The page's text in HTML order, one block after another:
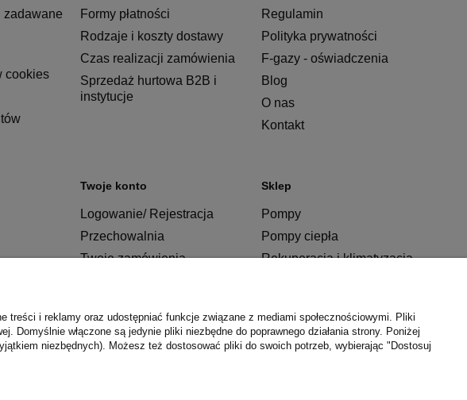
zadawane
cookies
Formy płatności
Rodzaje i koszty dostawy
Czas realizacji zamówienia
Sprzedaż hurtowa B2B i
instytucje
Regulamin
Polityka prywatności
F-gazy - oświadczenia
Blog
O nas
Kontakt
Twoje konto
Logowanie/ Rejestracja
Przechowalnia
Twoje zamówienia
Sklep
Pompy
Pompy ciepła
Rekuperacja i klimatyzacja
Łazienka
Kuchnia
i reklamy oraz udostępniać funkcje związane z mediami społecznościowymi. Pliki
włączone są jedynie pliki niezbędne do poprawnego działania strony. Poniżej
niezbędnych). Możesz też dostosować pliki do swoich potrzeb, wybierając "Dostosuj